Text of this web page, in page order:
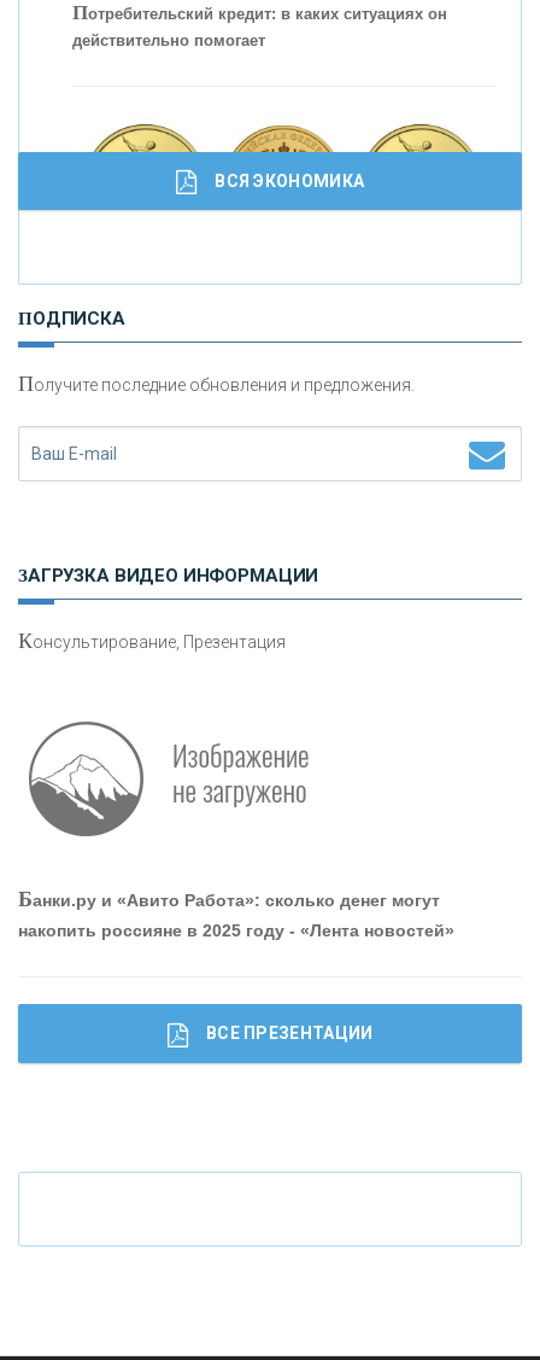
привлечь и удержать персонал - «Интервью»
Потребительский кредит: в каких ситуациях он
действительно помогает
И
сохранения и увеличения капитала
Что будет с наличными деньгами при цифровом
ВСЯ ЭКОНОМИКА
ПОДПИСКА
Получите последние обновления и предложения.
ЗАГРУЗКА ВИДЕО ИНФОРМАЦИИ
Консультирование, Презентация
Банки.ру и «Авито Работа»: сколько денег могут
накопить россияне в 2025 году - «Лента новостей»
ВСЕ ПРЕЗЕНТАЦИИ